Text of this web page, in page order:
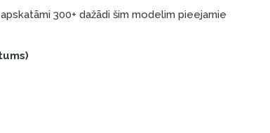
300+ dažādi šim modelim pieejamie